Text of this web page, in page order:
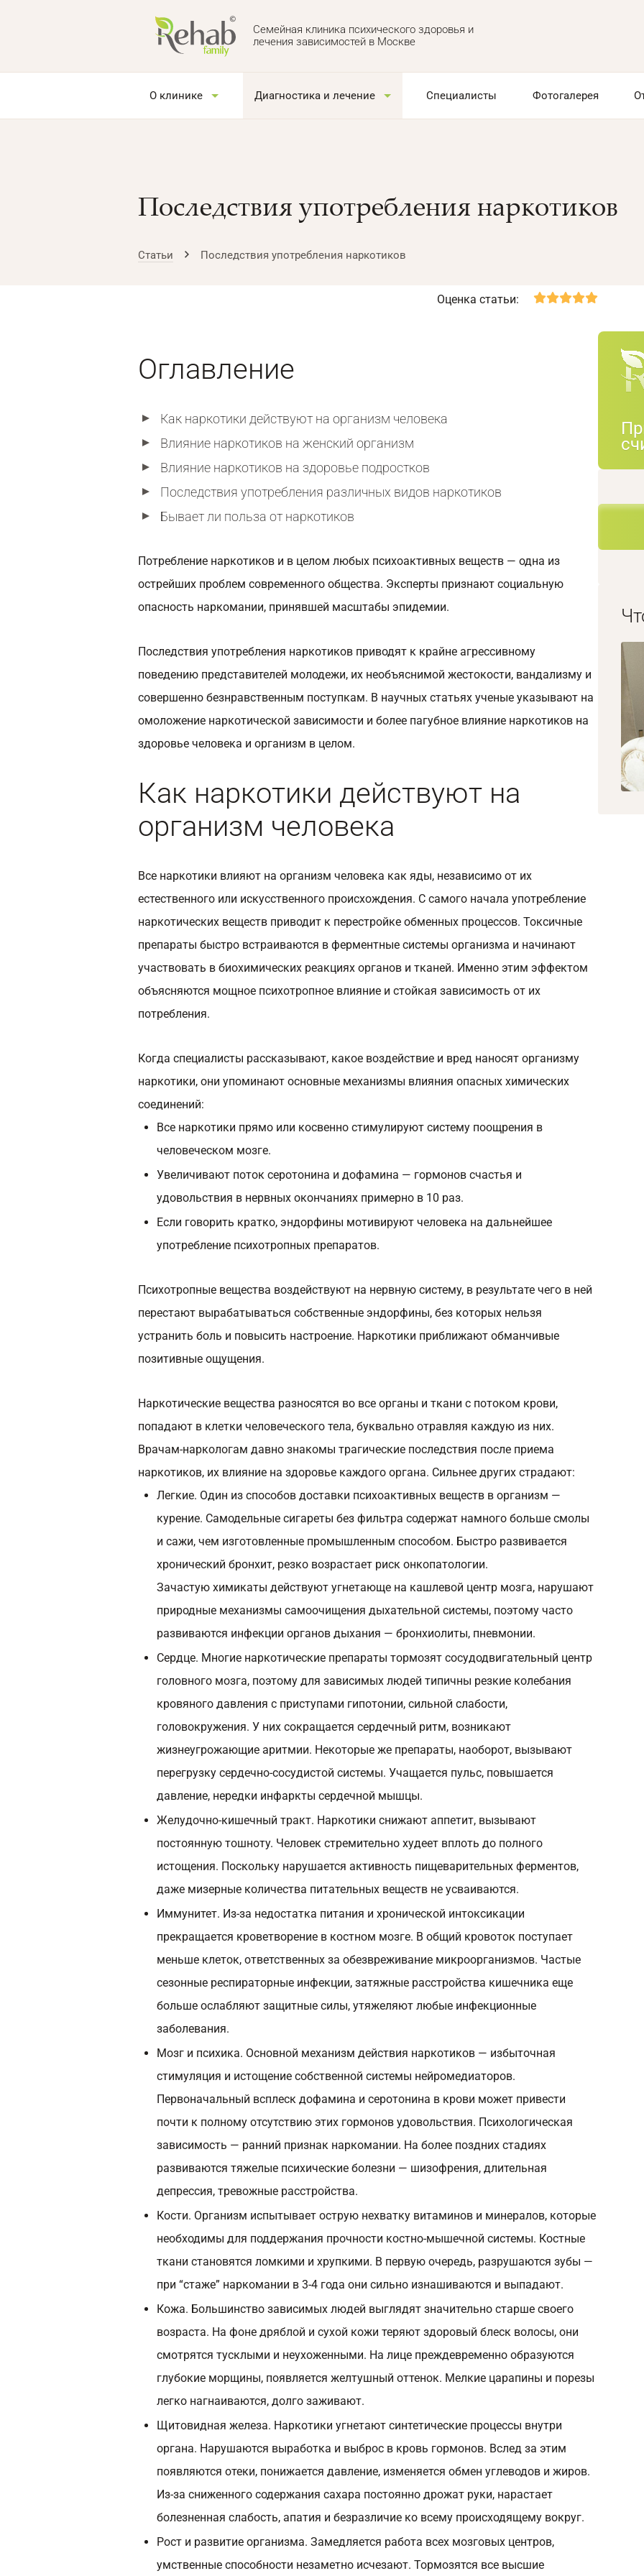
Семейная клиника психического здоровья и
лечения зависимостей в Москве
О клинике Диагностика и лечение Специалисты Фотогалерея
Последствия употребления наркотиков
Статьи Последствия употребления наркотиков
Оценка статьи:
Оглавление
Как наркотики действуют на организм человека
Влияние наркотиков на женский организм
Влияние наркотиков на здоровье подростков
Последствия употребления различных видов наркотиков
Бывает ли польза от наркотиков
Потребление наркотиков и в целом любых психоактивных веществ — одна из
острейших проблем современного общества. Эксперты признают социальную
опасность наркомании, принявшей масштабы эпидемии.
Последствия употребления наркотиков приводят к крайне агрессивному
поведению представителей молодежи, их необъяснимой жестокости, вандализму и
совершенно безнравственным поступкам. В научных статьях ученые указывают на
омоложение наркотической зависимости и более пагубное влияние наркотиков на
здоровье человека и организм в целом.
Как наркотики действуют на
организм человека
Все наркотики влияют на организм человека как яды, независимо от их
естественного или искусственного происхождения. С самого начала употребление
наркотических веществ приводит к перестройке обменных процессов. Токсичные
препараты быстро встраиваются в ферментные системы организма и начинают
участвовать в биохимических реакциях органов и тканей. Именно этим эффектом
объясняются мощное психотропное влияние и стойкая зависимость от их
потребления.
Когда специалисты рассказывают, какое воздействие и вред наносят организму
наркотики, они упоминают основные механизмы влияния опасных химических
соединений:
Все наркотики прямо или косвенно стимулируют систему поощрения в
человеческом мозге.
Увеличивают поток серотонина и дофамина — гормонов счастья и
удовольствия в нервных окончаниях примерно в 10 раз.
Если говорить кратко, эндорфины мотивируют человека на дальнейшее
употребление психотропных препаратов.
Психотропные вещества воздействуют на нервную систему, в результате чего в ней
перестают вырабатываться собственные эндорфины, без которых нельзя
устранить боль и повысить настроение. Наркотики приближают обманчивые
позитивные ощущения.
Наркотические вещества разносятся во все органы и ткани с потоком крови,
попадают в клетки человеческого тела, буквально отравляя каждую из них.
Врачам-наркологам давно знакомы трагические последствия после приема
наркотиков, их влияние на здоровье каждого органа. Сильнее других страдают:
Легкие. Один из способов доставки психоактивных веществ в организм —
курение. Самодельные сигареты без фильтра содержат намного больше смолы
и сажи, чем изготовленные промышленным способом. Быстро развивается
хронический бронхит, резко возрастает риск онкопатологии.
Зачастую химикаты действуют угнетающе на кашлевой центр мозга, нарушают
природные механизмы самоочищения дыхательной системы, поэтому часто
развиваются инфекции органов дыхания — бронхиолиты, пневмонии.
Сердце. Многие наркотические препараты тормозят сосудодвигательный центр
головного мозга, поэтому для зависимых людей типичны резкие колебания
кровяного давления с приступами гипотонии, сильной слабости,
головокружения. У них сокращается сердечный ритм, возникают
жизнеугрожающие аритмии. Некоторые же препараты, наоборот, вызывают
перегрузку сердечно-сосудистой системы. Учащается пульс, повышается
давление, нередки инфаркты сердечной мышцы.
Желудочно-кишечный тракт. Наркотики снижают аппетит, вызывают
постоянную тошноту. Человек стремительно худеет вплоть до полного
истощения. Поскольку нарушается активность пищеварительных ферментов,
даже мизерные количества питательных веществ не усваиваются.
Иммунитет. Из-за недостатка питания и хронической интоксикации
прекращается кроветворение в костном мозге. В общий кровоток поступает
меньше клеток, ответственных за обезвреживание микроорганизмов. Частые
сезонные респираторные инфекции, затяжные расстройства кишечника еще
больше ослабляют защитные силы, утяжеляют любые инфекционные
заболевания.
Мозг и психика. Основной механизм действия наркотиков — избыточная
стимуляция и истощение собственной системы нейромедиаторов.
Первоначальный всплеск дофамина и серотонина в крови может привести
почти к полному отсутствию этих гормонов удовольствия. Психологическая
зависимость — ранний признак наркомании. На более поздних стадиях
развиваются тяжелые психические болезни — шизофрения, длительная
депрессия, тревожные расстройства.
Кости. Организм испытывает острую нехватку витаминов и минералов, которые
необходимы для поддержания прочности костно-мышечной системы. Костные
ткани становятся ломкими и хрупкими. В первую очередь, разрушаются зубы —
при “стаже” наркомании в 3-4 года они сильно изнашиваются и выпадают.
Кожа. Большинство зависимых людей выглядят значительно старше своего
возраста. На фоне дряблой и сухой кожи теряют здоровый блеск волосы, они
смотрятся тусклыми и неухоженными. На лице преждевременно образуются
глубокие морщины, появляется желтушный оттенок. Мелкие царапины и порезы
легко нагнаиваются, долго заживают.
Щитовидная железа. Наркотики угнетают синтетические процессы внутри
органа. Нарушаются выработка и выброс в кровь гормонов. Вслед за этим
появляются отеки, понижается давление, изменяется обмен углеводов и жиров.
Из-за сниженного содержания сахара постоянно дрожат руки, нарастает
болезненная слабость, апатия и безразличие ко всему происходящему вокруг.
Рост и развитие организма. Замедляется работа всех мозговых центров,
умственные способности незаметно исчезают. Тормозятся все высшие